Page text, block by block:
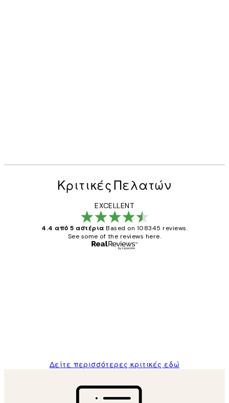
Κριτικές Πελατών
EXCELLENT
4.4 από 5 αστέρια Based on 108345 reviews.
See some of the reviews here.
Δείτε περισσότερες κριτικές εδώ